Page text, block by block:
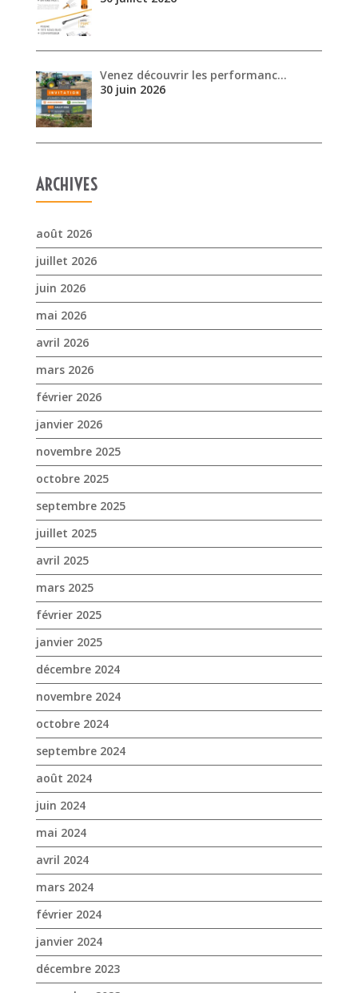
ARCHIVES
août 2026
juillet 2026
mai 2026
mars 2026
février 2026
janvier 2026
novembre 2025
octobre 2025
septembre 2025
juillet 2025
avril 2025
mars 2025
février 2025
janvier 2025
décembre 2024
novembre 2024
octobre 2024
septembre 2024
août 2024
juin 2024
mai 2024
avril 2024
mars 2024
février 2024
janvier 2024
décembre 2023
novembre 2023
octobre 2023
septembre 2023
août 2023
juin 2023